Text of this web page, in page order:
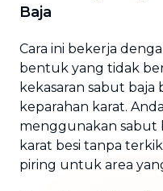
Baja
Cara ini bekerja
bentuk yang tidak
kekasaran sabut
keparahan karat.
menggunakan sabut
karat besi tanpa
piring untuk area